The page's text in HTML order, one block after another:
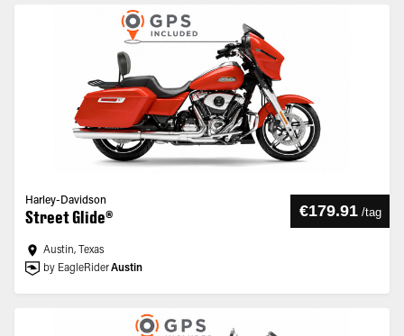
Harley-Davidson
Street Glide® €179.91 /tag
Austin, Texas
by EagleRiderAustin